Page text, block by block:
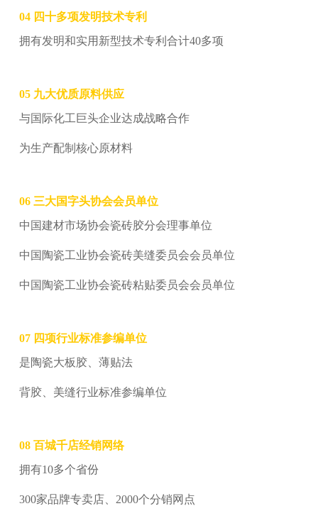
04 四十多项发明技术专利
拥有发明和实用新型技术专利合计40多项
05 九大优质原料供应
与国际化工巨头企业达成战略合作
为生产配制核心原材料
06 三大国字头协会会员单位
中国建材市场协会瓷砖胶分会理事单位
中国陶瓷工业协会瓷砖美缝委员会会员单位
中国陶瓷工业协会瓷砖粘贴委员会会员单位
07 四项行业标准参编单位
是陶瓷大板胶、薄贴法
背胶、美缝行业标准参编单位
08 百城千店经销网络
拥有10多个省份
300家品牌专卖店、2000个分销网点